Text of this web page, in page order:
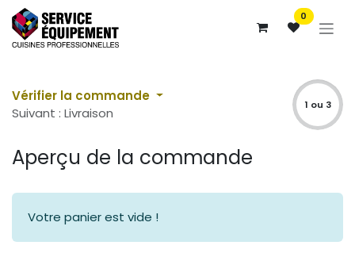
Se rendre au contenu 0
Vérifier la commande
Suivant : Livraison
1 ou 3
Aperçu de la commande
Votre panier est vide !